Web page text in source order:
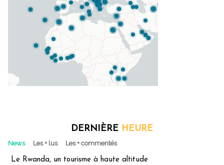
DERNIÈRE HEURE
News Les + lus Les + commentés
Le Rwanda, un tourisme à haute altitude